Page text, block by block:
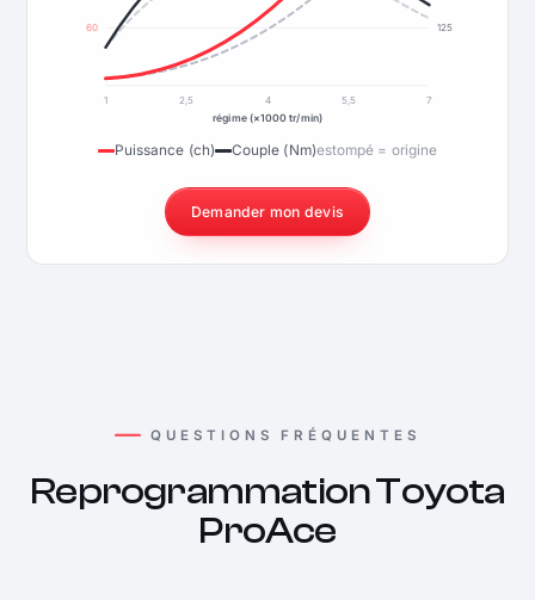
60 125
1 2,5 4 5,5
7
régime (×1000 tr/min)
Puissance (ch) Couple (Nm)estompé = origine
Demander mon devis
QUESTIONS FRÉQUENTES
Reprogrammation Toyota
ProAce